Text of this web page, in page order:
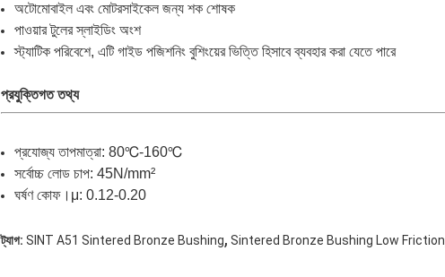
অটোমোবাইল এবং মোটরসাইকেল জন্য শক শোষক
পাওয়ার টুলের স্লাইডিং অংশ
স্ট্যাটিক পরিবেশে, এটি গাইড পজিশনিং বুশিংয়ের ভিত্তি হিসাবে ব্যবহার করা যেতে পারে
প্রযুক্তিগত তথ্য
প্রযোজ্য তাপমাত্রা: 80℃-160℃
সর্বোচ্চ লোড চাপ: 45N/mm²
ঘর্ষণ কোফ।μ: 0.12-0.20
ট্যাগ: SINT A51 Sintered Bronze Bushing, Sintered Bronze Bushing Low Friction